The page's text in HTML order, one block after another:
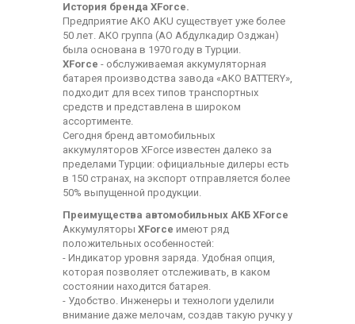
История бренда XForce.
Предприятие AKO AKU существует уже более
50 лет. АКО группа (АО Абдулкадир Озджан)
была основана в 1970 году в Турции.
XForce - обслуживаемая аккумуляторная
батарея производства завода «AKO BATTERY»,
подходит для всех типов транспортных
средств и представлена в широком
ассортименте.
Сегодня бренд автомобильных
аккумуляторов XForce известен далеко за
пределами Турции: официальные дилеры есть
в 150 странах, на экспорт отправляется более
50% выпущенной продукции.
Преимущества автомобильных АКБ XForce
Аккумуляторы XForce имеют ряд
положительных особенностей:
- Индикатор уровня заряда. Удобная опция,
которая позволяет отслеживать, в каком
состоянии находится батарея.
- Удобство. Инженеры и технологи уделили
внимание даже мелочам, создав такую ручку у